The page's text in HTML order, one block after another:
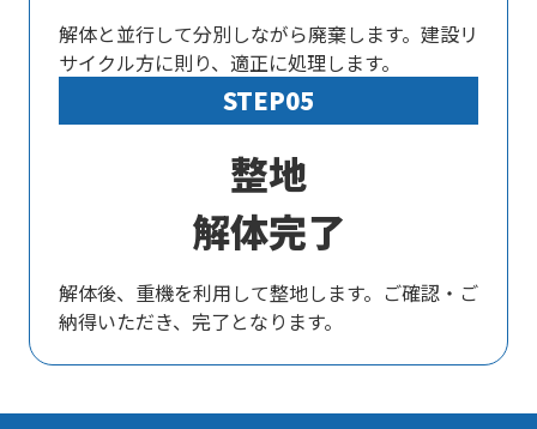
解体と並行して分別しながら廃棄します。建設リ
サイクル方に則り、適正に処理します。
STEP05
整地
解体完了
解体後、重機を利用して整地します。ご確認・ご
納得いただき、完了となります。